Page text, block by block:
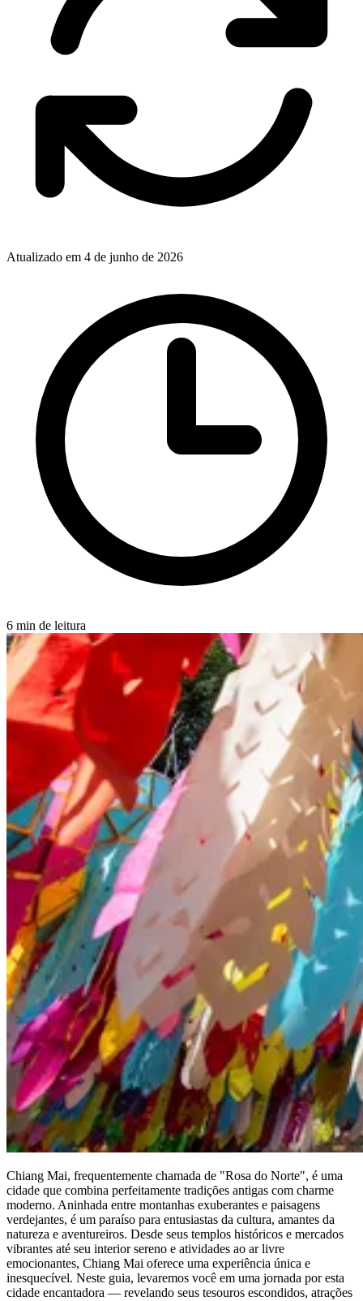
Atualizado em 4 de junho de 2026
6 min de leitura
Chiang Mai, frequentemente chamada de "Rosa do Norte", é uma
cidade que combina perfeitamente tradições antigas com charme
moderno. Aninhada entre montanhas exuberantes e paisagens
verdejantes, é um paraíso para entusiastas da cultura, amantes da
natureza e aventureiros. Desde seus templos históricos e mercados
vibrantes até seu interior sereno e atividades ao ar livre
emocionantes, Chiang Mai oferece uma experiência única e
inesquecível. Neste guia, levaremos você em uma jornada por esta
cidade encantadora — revelando seus tesouros escondidos, atrações